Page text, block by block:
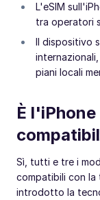
L'eSIM
tra operatori
Il dispositivo
piani locali
È
Sì, tutti e tre i
compatibili con la
introdotto la